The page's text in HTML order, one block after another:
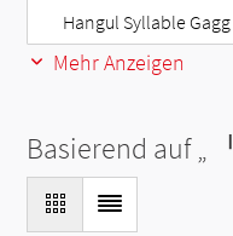
Hangul Syllable Gagg
Mehr Anzeigen
Basierend auf „ ᅵ